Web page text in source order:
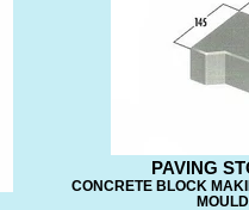
PAVING
CONCRETE BLOCK